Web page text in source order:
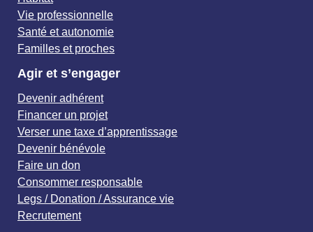
Vie professionnelle
Santé et autonomie
Familles et proches
Agir et s’engager
Devenir adhérent
Financer un projet
Verser une taxe d’apprentissage
Devenir bénévole
Faire un don
Consommer responsable
Legs / Donation / Assurance vie
Recrutement